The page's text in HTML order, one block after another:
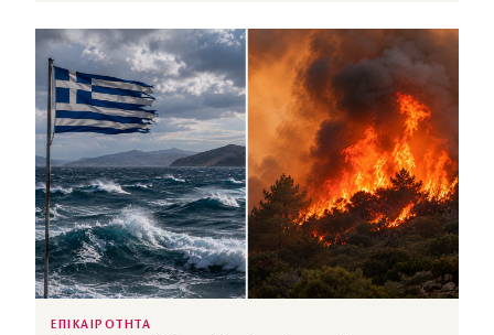
ΕΠΙΚΑΙΡΟΤΗΤΑ